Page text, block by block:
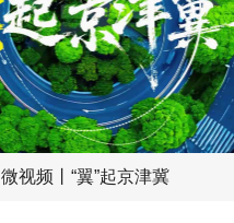
微视频丨“翼”起京津冀